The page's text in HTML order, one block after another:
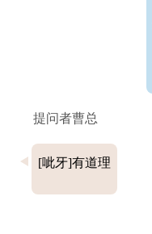
提问者曹总
[呲牙]有道理